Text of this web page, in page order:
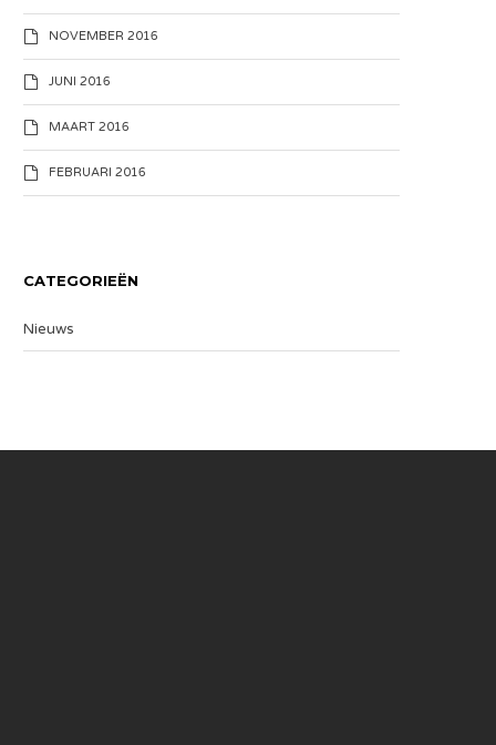
NOVEMBER 2016
JUNI 2016
MAART 2016
FEBRUARI 2016
CATEGORIEËN
Nieuws